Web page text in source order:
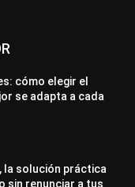
cómo elegir el
se adapta a cada
la solución práctica
sin renunciar a tus